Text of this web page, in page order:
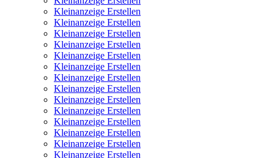
Kleinanzeige Erstellen
Kleinanzeige Erstellen
Kleinanzeige Erstellen
Kleinanzeige Erstellen
Kleinanzeige Erstellen
Kleinanzeige Erstellen
Kleinanzeige Erstellen
Kleinanzeige Erstellen
Kleinanzeige Erstellen
Kleinanzeige Erstellen
Kleinanzeige Erstellen
Kleinanzeige Erstellen
Kleinanzeige Erstellen
Kleinanzeige Erstellen